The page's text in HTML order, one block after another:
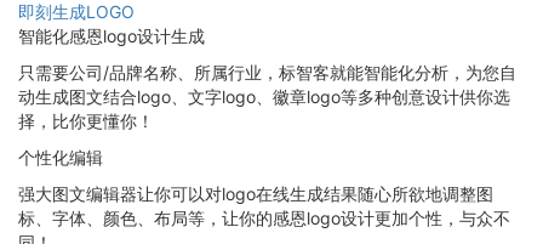
即刻生成LOGO
智能化感恩logo设计生成
只需要公司/品牌名称、所属行业，标智客就能智能化分析，为您自
动生成图文结合logo、文字logo、徽章logo等多种创意设计供你选
择，比你更懂你！
个性化编辑
强大图文编辑器让你可以对logo在线生成结果随心所欲地调整图
标、字体、颜色、布局等，让你的感恩logo设计更加个性，与众不